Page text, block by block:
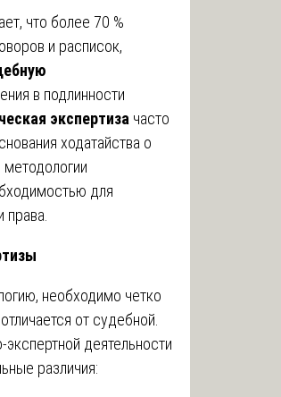
что более 70 %
и расписок,
в подлинности
экспертиза часто
ходатайства о
для
необходимо четко
отличается от судебной.
деятельности
различия: